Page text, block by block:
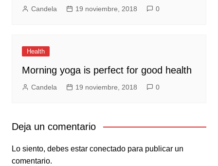
Candela 19 noviembre, 2018 0
Health
Morning yoga is perfect for good health
Candela 19 noviembre, 2018 0
Deja un comentario
Lo siento, debes estar conectadopara publicar un
comentario.